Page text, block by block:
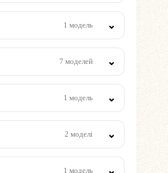
1 модель
7 моделей
1 модель
2 моделі
1 модель